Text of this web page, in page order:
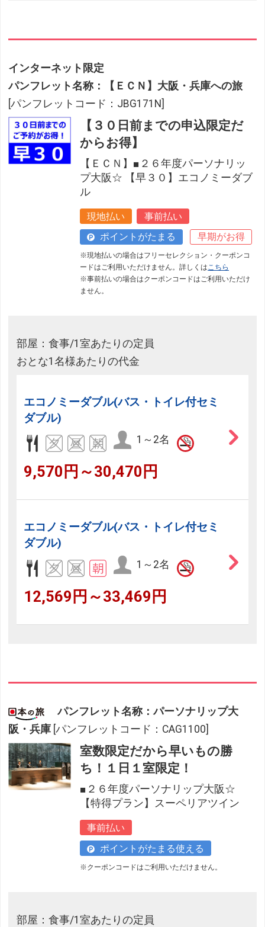
インターネット限定
パンフレット名称：【ＥＣＮ】大阪・兵庫への旅
[パンフレットコード：JBG171N]
【３０日前までの申込限定だ
からお得】
【ＥＣＮ】■２６年度パーソナリッ
プ大阪☆ 【早３０】エコノミーダブ
ル
現地払い
事前払い
ポイントがたまる
早期がお得
※現地払いの場合はフリーセレクション・クーポンコ
ードはご利用いただけません。詳しくはこちら
※事前払いの場合はクーポンコードはご利用いただけ
ません。
部屋：食事/1室あたりの定員
おとな1名様あたりの代金
エコノミーダブル(バス・トイレ付セミ
ダブル)
1～2名
9,570円～30,470円
エコノミーダブル(バス・トイレ付セミ
ダブル)
1～2名
12,569円～33,469円
パンフレット名称：パーソナリップ大
阪・兵庫 [パンフレットコード：CAG1100]
室数限定だから早いもの勝
ち！１日１室限定！
■２６年度パーソナリップ大阪☆
【特得プラン】スーペリアツイン
事前払い
ポイントがたまる使える
※クーポンコードはご利用いただけません。
部屋：食事/1室あたりの定員